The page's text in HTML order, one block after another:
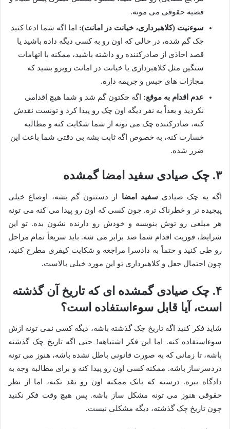
قضیه حقوقی می مونه.
سوءنیت (کلاهبرداری، خیانت در امانت): اما اگه شما ادعا کنید
چک گم شده، در حالی که اون رو به کسی دیگه داده باشید یا
قصد اخاذی از صادرکننده رو داشته باشید، ممکنه با اتهامات
سنگین مثل کلاهبرداری یا خیانت در امانت روبرو بشید که
مجازات های حبس و جریمه داره.
عدم اقدام به موقع: اگه چکتون گم شد و شما هیچ اقدامی
نکردید و بعداً یه نفر دیگه اون چک رو پیدا کرد و تونست نقدش
کنه، صادرکننده چک می تونه از شما شکایت کنه و مطالبه
خسارت کنه، به خصوص اگه ثابت بشه بی دقتی شما باعث این
ضرر شده.
۳. چک صیادی سفید امضا گمشده
اگه یه چک صیادی سفید امضا از دستتون گم بشه، اوضاع خیلی
پیچیده تر و خطرناک تره. چون کسی که اون رو پیدا می کنه می تونه
هر مبلغی رو توش بنویسه و خودش رو دارنده نشون بده. تو این
شرایط، فوریت اقدام شما صد برابر می شه. باید سریعاً تمام مراحل
رو طی کنید و حتماً به دادسرا مراجعه و شکایت کیفری مطرح کنید،
چون احتمال جعل و کلاهبرداری تو این مورد خیلی بالاست.
۴. چک صیادی گمشده ای که تاریخ آن گذشته
است، آیا قابل سوءاستفاده است؟
شاید فکر کنید اگه تاریخ چک گذشته باشه، دیگه کسی نمی تونه ازش
سوءاستفاده کنه. اما این فکر اشتباهه! حتی اگه تاریخ چک گذشته
باشه، تا زمانی که به صورت قانونی باطل نشده باشه، هنوز می تونه
دردسرساز باشه. ممکنه کسی اون رو پیدا کنه و برای مطالبه وجه به
دادگاه ببره. درسته که بانک ممکنه اون رو نقد نکنه، اما از نظر
حقوقی هنوز می تونه مشکل ساز باشه. پس هیچ وقت فکر نکنید
چون تاریخ چک گذشته، دیگه مشکلی نیست.